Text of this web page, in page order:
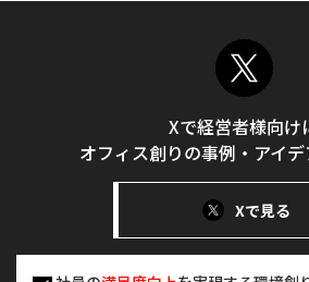
Xで経営者様向け
オフィス創りの事例・アイデ
Xで見る